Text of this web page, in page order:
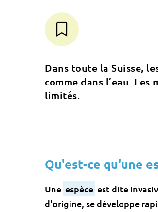
Dans toute la Suisse,
comme dans l’eau.
limités.
Qu'est-ce qu'une
Une espèce est dite
d'origine, se développe